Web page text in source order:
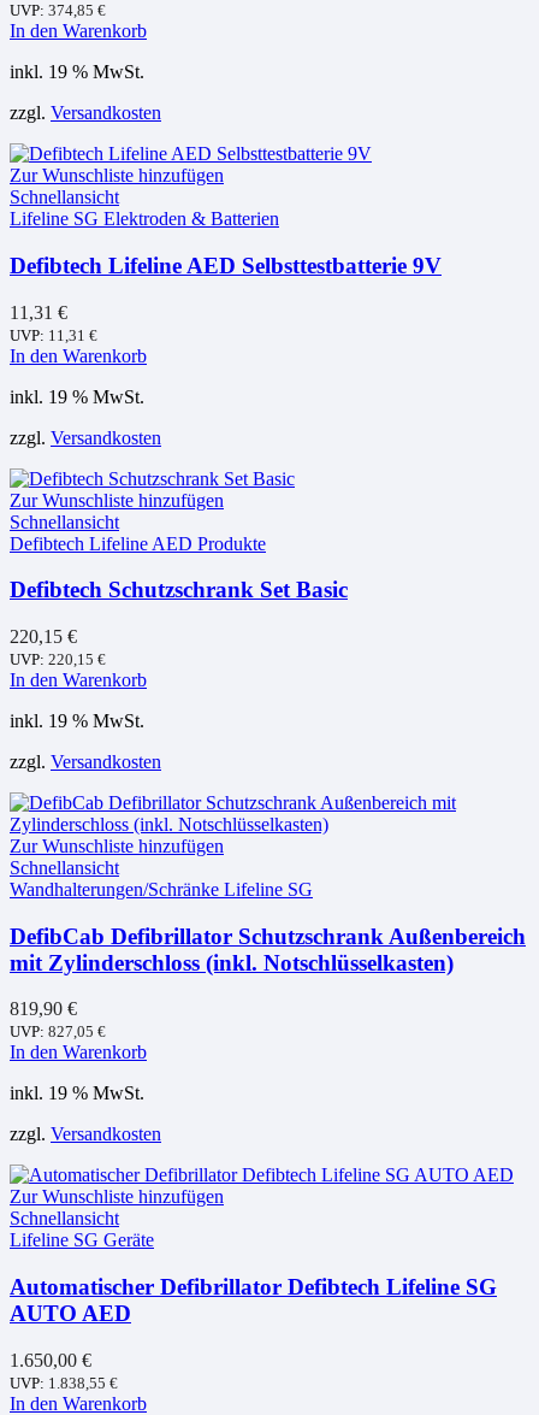
UVP: 374,85 €
In den Warenkorb
inkl. 19 % MwSt.
zzgl. Versandkosten
Zur Wunschliste hinzufügen
Schnellansicht
Lifeline SG Elektroden & Batterien
Defibtech Lifeline AED Selbsttestbatterie 9V
11,31 €
UVP: 11,31 €
In den Warenkorb
inkl. 19 % MwSt.
zzgl. Versandkosten
Zur Wunschliste hinzufügen
Schnellansicht
Defibtech Lifeline AED Produkte
Defibtech Schutzschrank Set Basic
220,15 €
UVP: 220,15 €
In den Warenkorb
inkl. 19 % MwSt.
zzgl. Versandkosten
Zur Wunschliste hinzufügen
Schnellansicht
Wandhalterungen/Schränke Lifeline SG
DefibCab Defibrillator Schutzschrank Außenbereich
mit Zylinderschloss (inkl. Notschlüsselkasten)
819,90 €
UVP: 827,05 €
In den Warenkorb
inkl. 19 % MwSt.
zzgl. Versandkosten
Zur Wunschliste hinzufügen
Schnellansicht
Lifeline SG Geräte
Automatischer Defibrillator Defibtech Lifeline SG
AUTO AED
1.650,00 €
UVP: 1.838,55 €
In den Warenkorb